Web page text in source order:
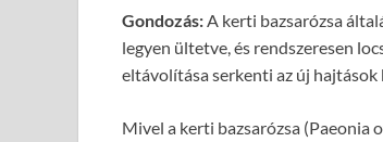
Gondozás:A kerti bazsarózsa
legyen ültetve, és rendszeresen
eltávolítása serkenti az új hajtások
Mivel a kerti bazsarózsa (Paeonia